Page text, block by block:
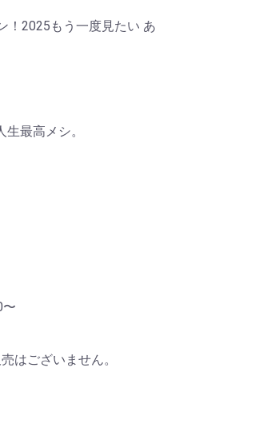
2025もう一度見たい あ
最高メシ。
はございません。